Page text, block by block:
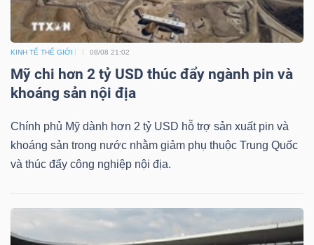
KINH TẾ THẾ GIỚI 08/08 21:02
Mỹ chi hơn 2 tỷ USD thúc đẩy ngành pin và
khoáng sản nội địa
Chính phủ Mỹ dành hơn 2 tỷ USD hỗ trợ sản xuất pin và
khoáng sản trong nước nhằm giảm phụ thuộc Trung Quốc
và thúc đẩy công nghiệp nội địa.
Báo
cáo
phân
tích
(-)
Thuật
ngữ
(-)
vụ